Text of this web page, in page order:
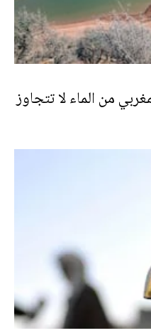
من الماء لا تتجاوز